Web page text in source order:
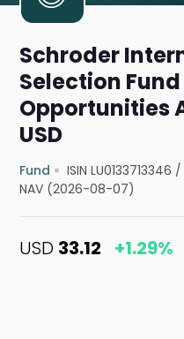
Schroder
Selection
Opportunities
USD
Fund ISIN LU0133713346
NAV (2026-08-07)
USD 33.12 +1.29%